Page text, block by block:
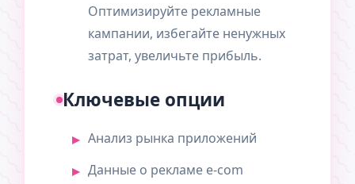
Оптимизируйте рекламные
кампании, избегайте ненужных
затрат, увеличьте прибыль.
Ключевые опции
Анализ рынка приложений
Данные о рекламе e-com